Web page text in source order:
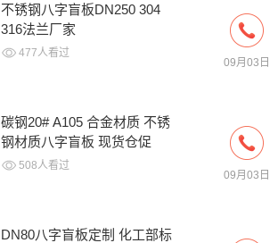
不锈钢八字盲板DN250 304
316法兰厂家
477人看过
09月03日
碳钢20# A105 合金材质 不锈
钢材质八字盲板 现货仓促
508人看过
09月03日
DN80八字盲板定制 化工部标